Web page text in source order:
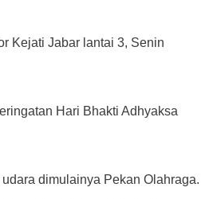
Kejati Jabar lantai 3, Senin
Hari Bhakti Adhyaksa
dimulainya Pekan Olahraga.